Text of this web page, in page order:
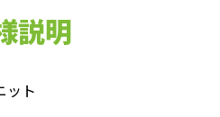
説明
ット